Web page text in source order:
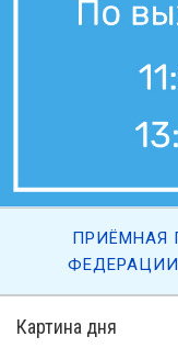
Картина дня
ПРИЁМНАЯ